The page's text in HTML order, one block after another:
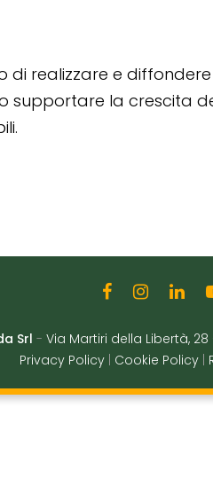
di realizzare e diffondere
supportare la crescita
Srl - Via Martiri della Libertà, 28
Privacy Policy
Cookie Policy